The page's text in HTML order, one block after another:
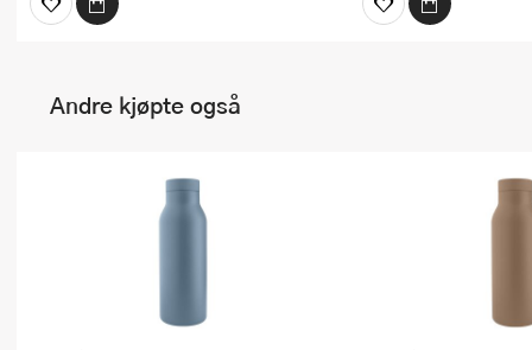
Andre kjøpte også